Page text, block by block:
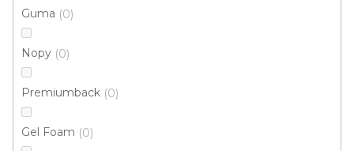
Guma 0
Nopy 0
Premiumback 0
Gel Foam 0
Koberec metráž PRIMAVERA /tex 399
Skladem externě, odesíláme do 2-3 dnů
284 Kč